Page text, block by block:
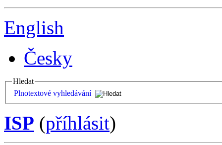
English
Česky
Hledat
Plnotextové vyhledávání
ISP (příhlásit)